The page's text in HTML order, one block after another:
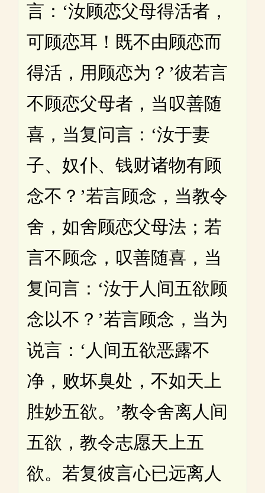
言：‘汝顾恋父母得活者，
可顾恋耳！既不由顾恋而
得活，用顾恋为？’彼若言
不顾恋父母者，当叹善随
喜，当复问言：‘汝于妻
子、奴仆、钱财诸物有顾
念不？’若言顾念，当教令
舍，如舍顾恋父母法；若
言不顾念，叹善随喜，当
复问言：‘汝于人间五欲顾
念以不？’若言顾念，当为
说言：‘人间五欲恶露不
净，败坏臭处，不如天上
胜妙五欲。’教令舍离人间
五欲，教令志愿天上五
欲。若复彼言心已远离人